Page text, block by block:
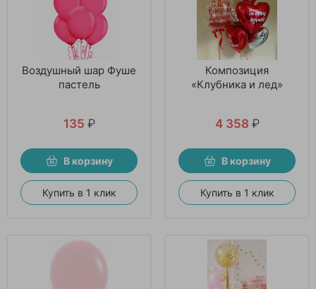
Воздушный шар Фуше
пастель
135 ₽
В корзину
Купить в 1 клик
Композиция
«Клубника и лед»
4 358 ₽
В корзину
Купить в 1 клик